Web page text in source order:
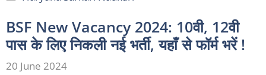
BSF New Vacancy 2024: 10वी, 12वी
पास के लिए निकली नई भर्ती, यहाँ से फॉर्म भरें !
20 June 2024